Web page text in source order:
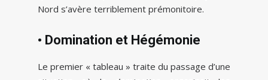
Nord s’avère terriblement prémonitoire.
• Domination et Hégémonie
Le premier « tableau » traite du passage d’une